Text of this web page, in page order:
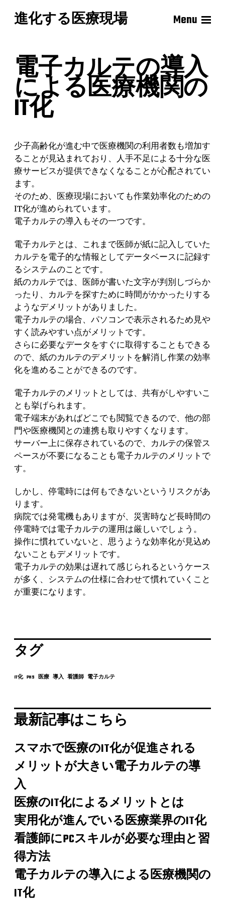
進化する医療現場 Menu
電子カルテの導入
による医療機関の
IT化
少子高齢化が進む中で医療機関の利用者数も増加す
ることが見込まれており、人手不足による十分な医
療サービスが提供できなくなることが心配されてい
ます。
そのため、医療現場においても作業効率化のための
IT化が進められています。
電子カルテの導入もその一つです。
電子カルテとは、これまで医師が紙に記入していた
カルテを電子的な情報としてデータベースに記録す
るシステムのことです。
紙のカルテでは、医師が書いた文字が判別しづらか
ったり、カルテを探すために時間がかかったりする
ようなデメリットがありました。
電子カルテの場合、パソコンで表示されるため見や
すく読みやすい点がメリットです。
さらに必要なデータをすぐに取得することもできる
ので、紙のカルテのデメリットを解消し作業の効率
化を進めることができるのです。
電子カルテのメリットとしては、共有がしやすいこ
とも挙げられます。
電子端末があればどこでも閲覧できるので、他の部
門や医療機関との連携も取りやすくなります。
サーバー上に保存されているので、カルテの保管ス
ペースが不要になることも電子カルテのメリットで
す。
しかし、停電時には何もできないというリスクがあ
ります。
病院では発電機もありますが、災害時など長時間の
停電時では電子カルテの運用は厳しいでしょう。
操作に慣れていないと、思うような効率化が見込め
ないこともデメリットです。
電子カルテの効果は遅れて感じられるというケース
が多く、システムの仕様に合わせて慣れていくこと
が重要になります。
タグ
IT化 PHS 医療 導入 看護師 電子カルテ
最新記事はこちら
スマホで医療のIT化が促進される
メリットが大きい電子カルテの導
入
医療のIT化によるメリットとは
実用化が進んでいる医療業界のIT化
看護師にPCスキルが必要な理由と習
得方法
電子カルテの導入による医療機関の
IT化